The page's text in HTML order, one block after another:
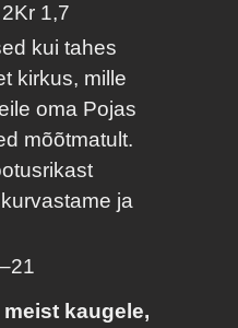
2Kr 1,7
kui tahes
kirkus, mille
oma Pojas
mõõtmatult.
ja
kaugele,